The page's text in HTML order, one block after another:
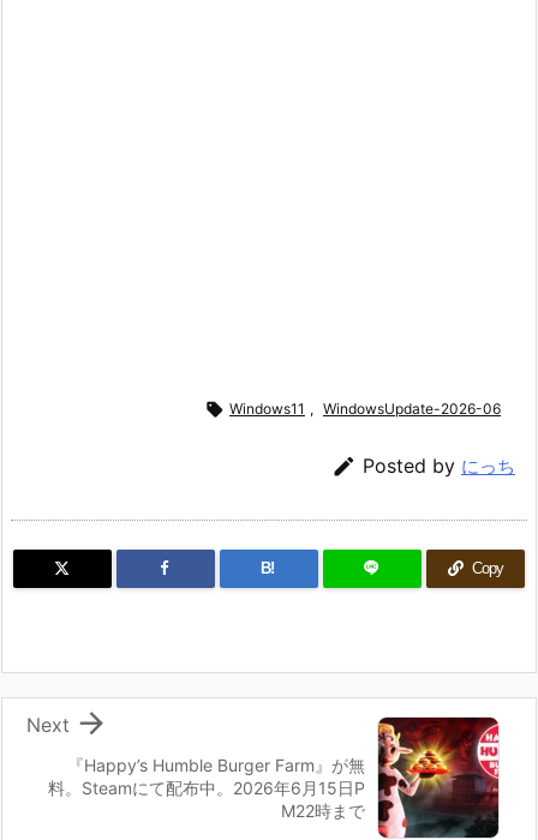
 Windows11 , WindowsUpdate-2026-06
 Posted by にっち
B! Copy
『Happy’s Humble Burger Farm』が無
料。Steamにて配布中。2026年6月15日P
M22時まで

Next